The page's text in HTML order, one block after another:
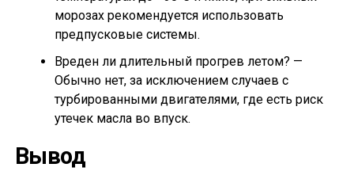
морозах рекомендуется использовать
предпусковые системы.
Вреден ли длительный прогрев летом? —
Обычно нет, за исключением случаев с
турбированными двигателями, где есть риск
утечек масла во впуск.
Вывод